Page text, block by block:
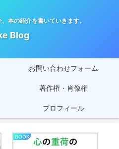
本の紹介を書いていきます。
Blog
お問い合わせフォーム
著作権・肖像権
プロフィール
BOOK